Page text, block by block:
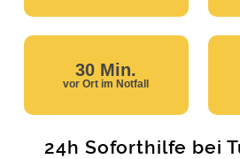
30 Min.
vor Ort im Notfall
24h Soforthilfe bei